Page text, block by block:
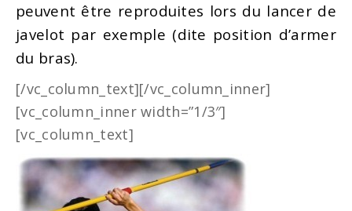
peuvent être reproduites lors du lancer de
javelot par exemple (dite position d’armer
du bras).
[/vc_column_text][/vc_column_inner]
[vc_column_inner width=”1/3″]
[vc_column_text]